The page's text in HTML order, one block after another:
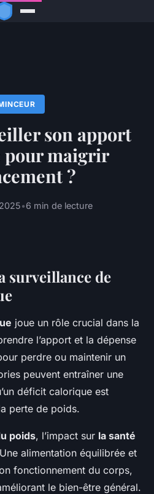
son apport
pour maigrir
?
•6 min de lecture
surveillance de
joue un rôle crucial dans la
l’apport et la dépense
perdre ou maintenir un
peuvent entraîner une
déficit calorique est
perte de poids.
poids, l’impact sur la santé
alimentation équilibrée et
fonctionnement du corps,
le bien-être général.